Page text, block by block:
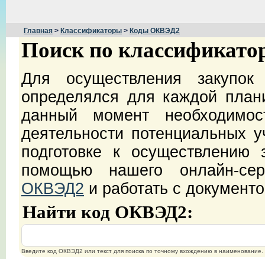
Главная > Классификаторы > Коды ОКВЭД2
Поиск по
Для осуществления
определялся для каждой
данный момент
деятельности потенциальных
подготовке к
помощью нашего онлайн-
ОКВЭД2 и работать с
Найти код ОКВЭД2:
Введите код ОКВЭД2 или текст для поиска по точному вхождению в наименование.